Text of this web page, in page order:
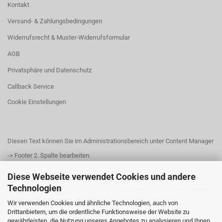
Diese Webseite verwendet Cookies und andere
Technologien
Wir verwenden Cookies und ähnliche Technologien, auch von
Drittanbietern, um die ordentliche Funktionsweise der Website zu
Kontakt
Versand- & Zahlungsbedingungen
Widerrufsrecht & Muster-Widerrufsformular
AGB
Privatsphäre und Datenschutz
Callback Service
Cookie Einstellungen
Diesen Text können Sie im Administrationsbereich unter Content Manager
-> Footer 2. Spalte bearbeiten.
Diesen Text können Sie im Administrationsbereich unter Content Manager
-> Footer 3. Spalte bearbeiten.